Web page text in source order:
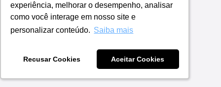
experiência, melhorar o desempenho, analisar
como você interage em nosso site e
personalizar conteúdo. Saiba mais
Recusar Cookies Aceitar Cookies
experiência, melhorar o desempenho, analisar
como você interage em nosso site e
personalizar conteúdo. Saiba mais
Recusar Cookies Aceitar Cookies